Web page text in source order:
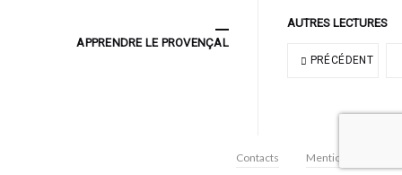
AUTRES LECTURES
PRÉCÉDENT
APPRENDRE LE PROVENÇAL
Contacts Mentions légales